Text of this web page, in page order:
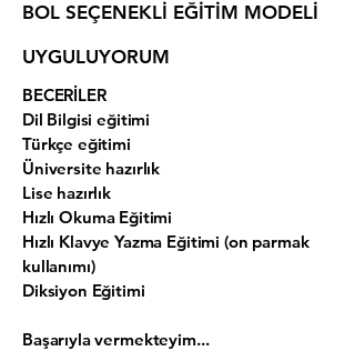
BOL SEÇENEKLİ EĞİTİM MODELİ
UYGULUYORUM
BECERİLER
Dil Bilgisi eğitimi
Türkçe eğitimi
Üniversite hazırlık
Lise hazırlık
Hızlı Okuma Eğitimi
Hızlı Klavye Yazma Eğitimi (on parmak
kullanımı)
Diksiyon Eğitimi
Başarıyla vermekteyim...